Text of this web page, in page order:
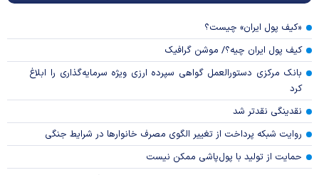
«کیف پول ایران» چیست؟
کیف پول ایران چیه؟/ موشن گرافیک
بانک مرکزی دستورالعمل گواهی سپرده ارزی ویژه سرمایه‌گذاری را ابلاغ
کرد
نقدینگی نقدتر شد
روایت شبکه پرداخت از تغییر الگوی مصرف خانوار‌ها در شرایط جنگی
حمایت از تولید با پول‌پاشی ممکن نیست